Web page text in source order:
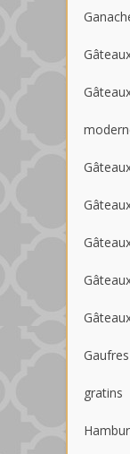
gratins